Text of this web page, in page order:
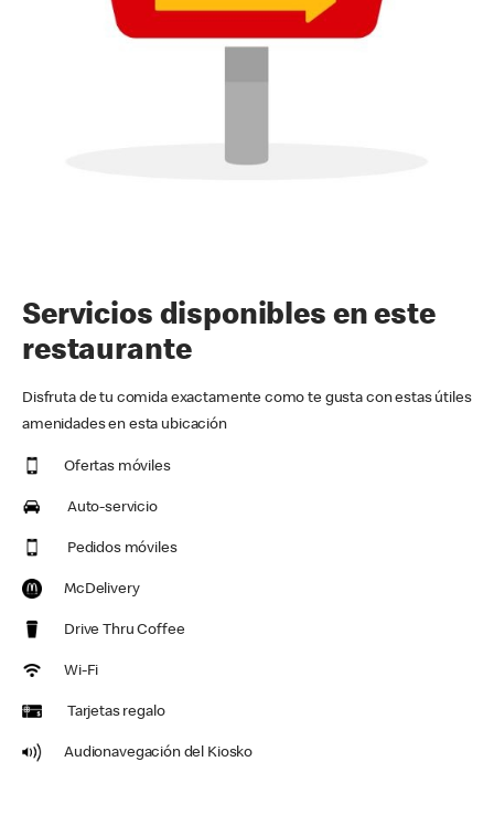
Servicios disponibles en este
restaurante
Disfruta de tu comida exactamente como te gusta con estas útiles
amenidades en esta ubicación
Ofertas móviles
Auto-servicio
Pedidos móviles
McDelivery
Drive Thru Coffee
Wi-Fi
Tarjetas regalo
Audionavegación del Kiosko